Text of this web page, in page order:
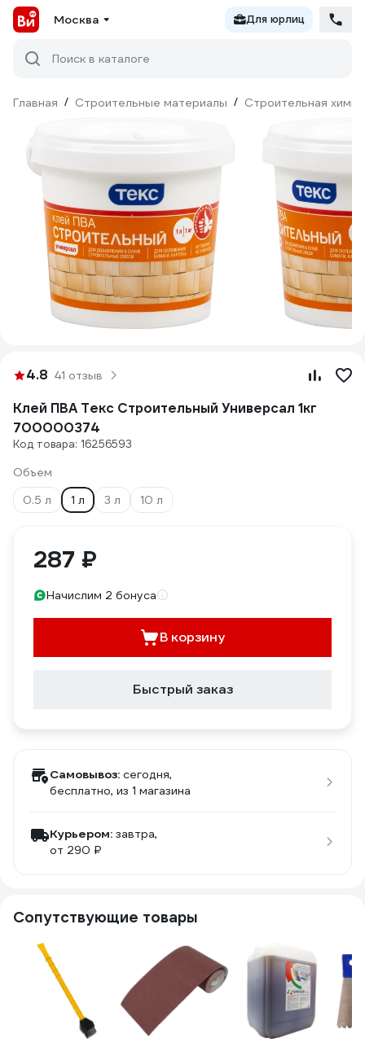
Москва Для юрлиц
Поиск в каталоге
Главная / Строительные материалы / Строительная химия
4.8 41 отзыв
Клей ПВА Текс Строительный Универсал 1кг
700000374
Код товара: 16256593
Объем
0.5 л
1 л 3 л 10 л
287 ₽
Начислим 2 бонуса
В корзину
Быстрый заказ
Самовывоз: сегодня,
бесплатно, из 1 магазина
Курьером: завтра,
от 290 ₽
Сопутствующие товары